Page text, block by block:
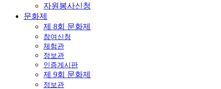
자원봉사신청
문화제
제 8회 문화제
참여신청
체험관
정보관
인증게시판
제 9회 문화제
정보관